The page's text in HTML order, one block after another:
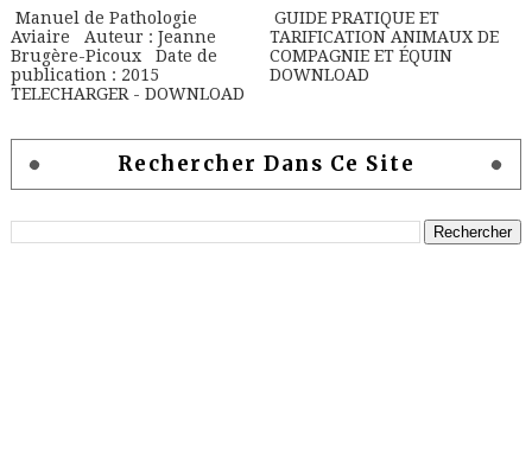
Manuel de Pathologie
Aviaire Auteur : Jeanne
Brugère-Picoux Date de
publication : 2015
TELECHARGER - DOWNLOAD
GUIDE PRATIQUE ET
TARIFICATION ANIMAUX DE
COMPAGNIE ET ÉQUIN
DOWNLOAD
Rechercher Dans Ce Site